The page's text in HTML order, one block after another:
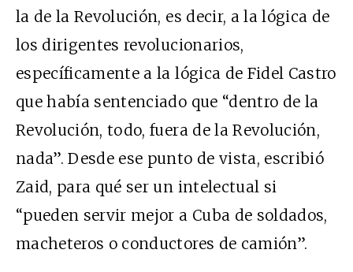
la de la Revolución, es decir, a la lógica de
los dirigentes revolucionarios,
específicamente a la lógica de Fidel Castro
que había sentenciado que “dentro de la
Revolución, todo, fuera de la Revolución,
nada”. Desde ese punto de vista, escribió
Zaid, para qué ser un intelectual si
“pueden servir mejor a Cuba de soldados,
macheteros o conductores de camión”.